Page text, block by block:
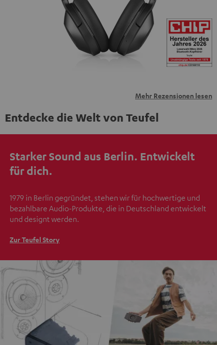
übermittelt werden.
Weitere Informationen sind in der
Datenschutzerklärung unter I zu finden.
Mehr Rezensionen lesen
Entdecke die Welt von Teufel
Starker Sound aus Berlin. Entwickelt
für dich.
1979 in Berlin gegründet, stehen wir für hochwertige und
bezahlbare Audio-Produkte, die in Deutschland entwickelt
und designt werden.
Zur Teufel Story